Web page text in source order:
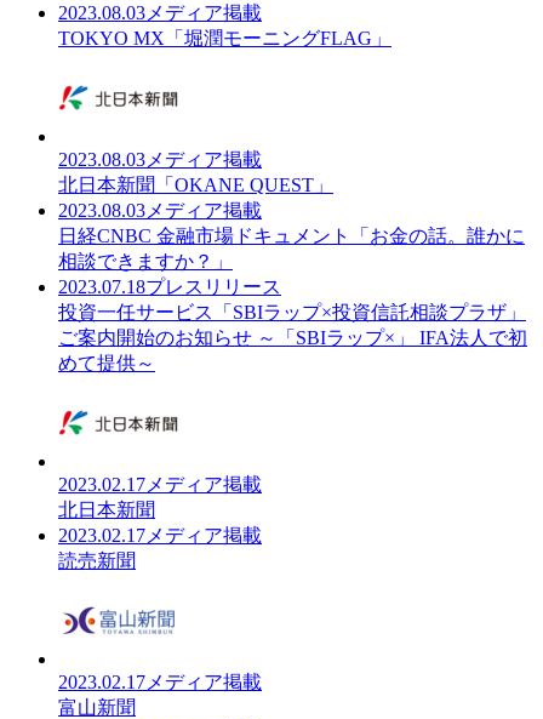
2023.08.03 メディア掲載
TOKYO MX「堀潤モーニングFLAG」
2023.08.03 メディア掲載
北日本新聞「OKANE QUEST」
2023.08.03 メディア掲載
日経CNBC 金融市場ドキュメント「お金の話。誰かに
相談できますか？」
2023.07.18プレスリリース
投資一任サービス「SBIラップ×投資信託相談プラザ」
ご案内開始のお知らせ ～「SBIラップ×」 IFA法人で初
めて提供～
2023.02.17 メディア掲載
北日本新聞
2023.02.17 メディア掲載
読売新聞
2023.02.17 メディア掲載
富山新聞